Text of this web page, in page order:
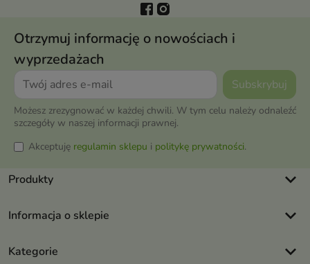
Otrzymuj informację o nowościach i
wyprzedażach
Możesz zrezygnować w każdej chwili. W tym celu należy odnaleźć
szczegóły w naszej informacji prawnej.
Akceptuję regulamin sklepu i politykę prywatności.
Produkty keyboard_arrow_down
Informacja o sklepie keyboard_arrow_down
Kategorie keyboard_arrow_down